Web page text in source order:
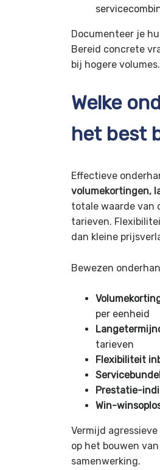
Documenteer je
Bereid concrete
bij hogere volumes.
Welke
het best
Effectieve
volumekortingen,
totale waarde van
tarieven.
dan kleine
Bewezen
per eenheid
tarieven
Flexibiliteit
Prestatie-
Win-
Vermijd
op het bouwen
samenwerking.